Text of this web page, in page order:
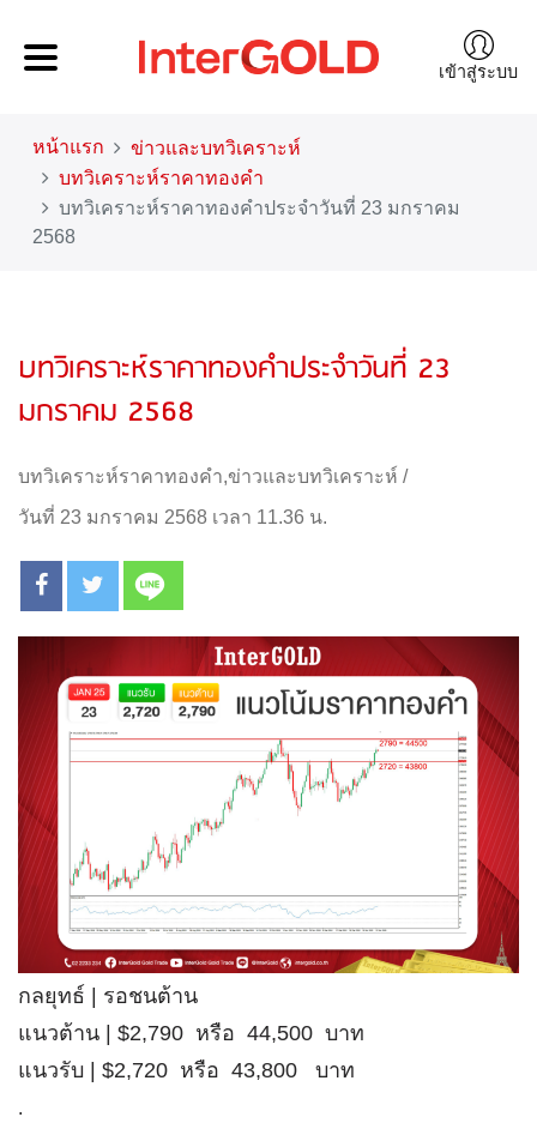
เข้าสู่ระบบ
หน้าแรก
ข่าวและบทวิเคราะห์
บทวิเคราะห์ราคาทองคำ
บทวิเคราะห์ราคาทองคำประจำวันที่ 23 มกราคม
2568
บทวิเคราะห์ราคาทองคำประจำวันที่ 23
มกราคม 2568
บทวิเคราะห์ราคาทองคำ,ข่าวและบทวิเคราะห์ /
วันที่ 23 มกราคม 2568 เวลา 11.36 น.
กลยุทธ์ | รอชนต้าน
แนวต้าน | $2,790 หรือ 44,500 บาท
แนวรับ | $2,720 หรือ 43,800 บาท
.